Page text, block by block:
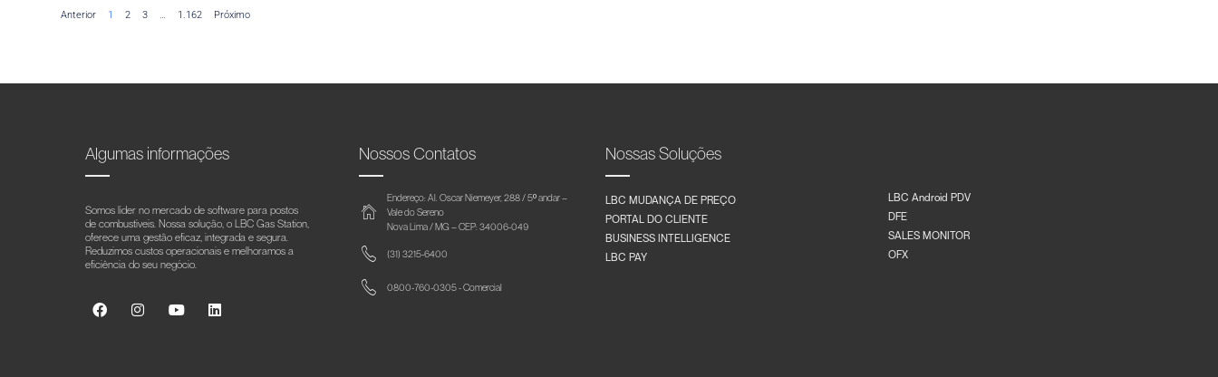
Anterior 1 2 3 … 1.162 Próximo
Algumas informações
Somos líder no mercado de software para postos
de combustíveis. Nossa solução, o LBC Gas Station,
oferece uma gestão eficaz, integrada e segura.
Reduzimos custos operacionais e melhoramos a
eficiência do seu negócio.
Nossos Contatos
Endereço: Al. Oscar Niemeyer, 288 / 5º andar –
Vale do Sereno
Nova Lima / MG – CEP: 34006-049
(31) 3215-6400
0800-760-0305 - Comercial
Nossas Soluções
LBC MUDANÇA DE PREÇO
PORTAL DO CLIENTE
BUSINESS INTELLIGENCE
LBC PAY
LBC Android PDV
DFE
SALES MONITOR
OFX